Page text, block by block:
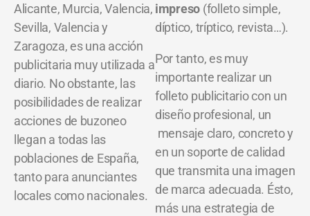
Alicante, Murcia, Valencia,
Sevilla, Valencia y
Zaragoza, es una acción
publicitaria muy utilizada a
diario. No obstante, las
posibilidades de realizar
acciones de buzoneo
llegan a todas las
poblaciones de España,
tanto para anunciantes
locales como nacionales.
impreso (folleto simple,
díptico, tríptico, revista…).
Por tanto, es muy
importante realizar un
folleto publicitario con un
diseño profesional, un
mensaje claro, concreto y
en un soporte de calidad
que transmita una imagen
de marca adecuada. Ésto,
más una estrategia de